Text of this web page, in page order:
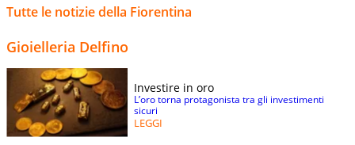
Tutte le notizie della Fiorentina
Gioielleria Delfino
Investire in oro
L’oro torna protagonista tra gli investimenti
sicuri
LEGGI